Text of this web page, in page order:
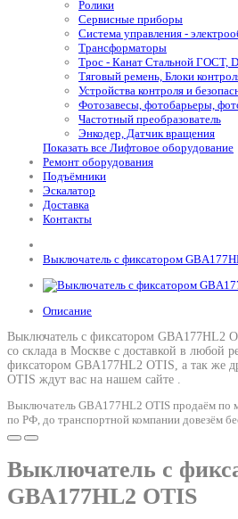
Ролики
Сервисные приборы
Система управления -
Трансформаторы
Трос - Канат Стальной ГОСТ,
Тяговый ремень, Блоки
Устройства контроля и
Фотозавесы, фотобарьеры,
Частотный преобразователь
Энкодер, Датчик вращения
Показать все Лифтовое оборудование
Ремонт оборудования
Подъёмники
Эскалатор
Доставка
Контакты
Выключатель с фиксатором
Описание
Выключатель с фиксатором GBA177HL2
со склада в Москве с доставкой в любой
фиксатором GBA177HL2 OTIS, а так же
OTIS ждут вас на нашем сайте .
Выключатель GBA177HL2 OTIS продаём по
по РФ, до транспортной компании довезём
Выключатель с
GBA177HL2 OTIS